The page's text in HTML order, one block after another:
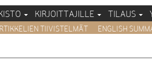
KIRJOITTAJILLE TILAUS
TIIVISTELMÄT ENGLISH